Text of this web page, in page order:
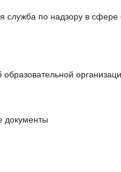
служба по надзору в сфере
документы